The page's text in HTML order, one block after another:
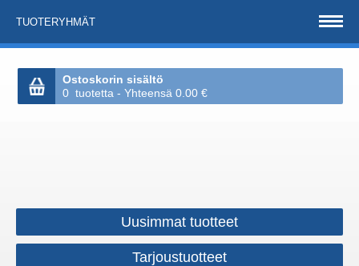
TUOTERYHMÄT
Ostoskorin sisältö
0 tuotetta - Yhteensä 0.00 €
Uusimmat tuotteet
Tarjoustuotteet